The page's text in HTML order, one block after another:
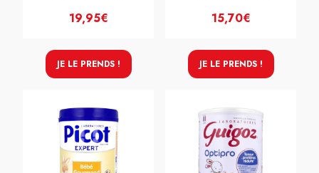
19,95€
JE LE PRENDS !
15,70€
JE LE PRENDS !